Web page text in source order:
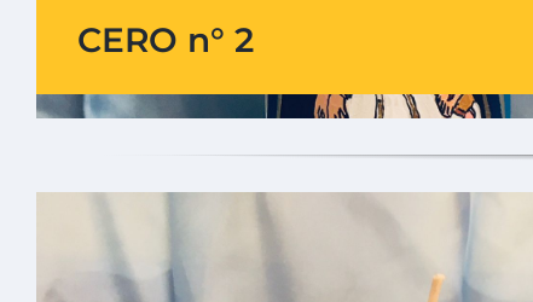
CERO n° 2